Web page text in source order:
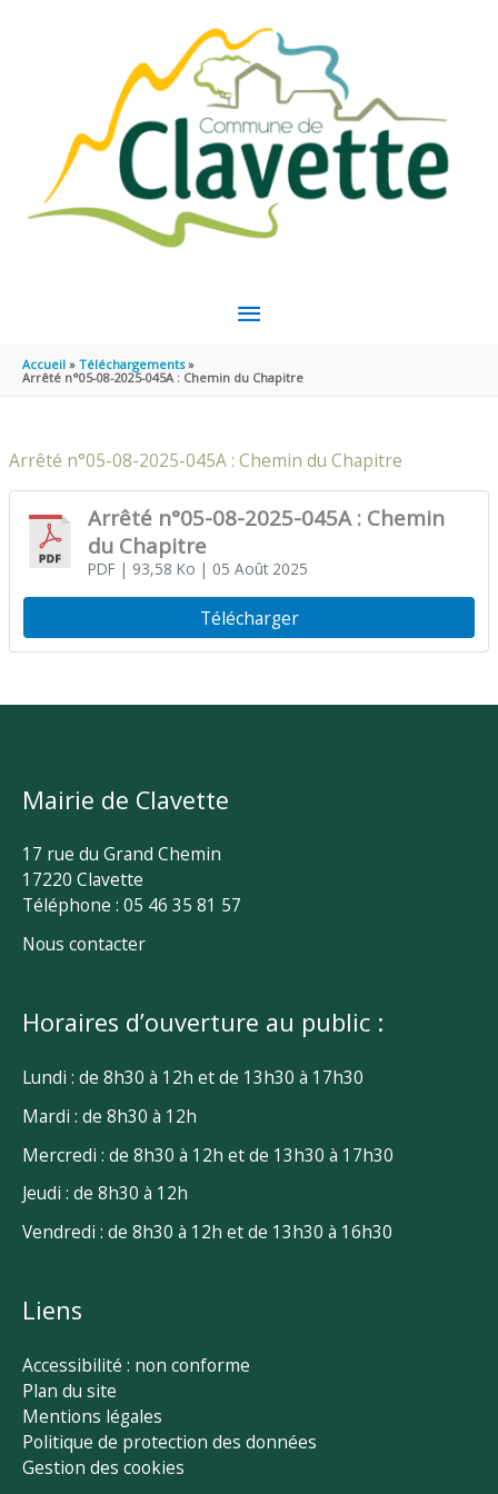
MENU
PRINCIPAL
Accueil
Téléchargements
Arrêté n°05-08-2025-045A : Chemin du Chapitre
Arrêté n°05-08-2025-045A : Chemin du Chapitre
Arrêté n°05-08-2025-045A : Chemin
du Chapitre
PDF| 93,58 Ko | 05 Août 2025
Télécharger
Mairie de Clavette
17 rue du Grand Chemin
17220 Clavette
Téléphone : 05 46 35 81 57
Nous contacter
Horaires d’ouverture au public :
Lundi : de 8h30 à 12h et de 13h30 à 17h30
Mardi : de 8h30 à 12h
Mercredi : de 8h30 à 12h et de 13h30 à 17h30
Jeudi : de 8h30 à 12h
Vendredi : de 8h30 à 12h et de 13h30 à 16h30
Liens
Accessibilité : non conforme
Plan du site
Mentions légales
Politique de protection des données
Gestion des cookies